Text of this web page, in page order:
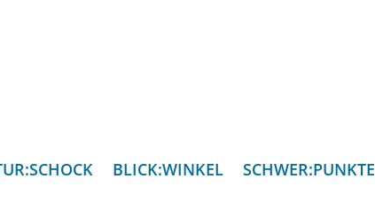
BLICK:WINKEL SCHWER:PUNKTE